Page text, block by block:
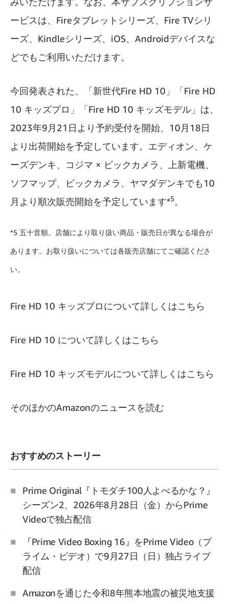
ービスは、Fireタブレットシリーズ、Fire TVシリ
ーズ、Kindleシリーズ、iOS、Androidデバイスな
どでもご利用いただけます。
今回発表された、「新世代Fire HD 10」「Fire HD
10 キッズプロ」「Fire HD 10 キッズモデル」は、
2023年9月21日より予約受付を開始、10月18日
より出荷開始を予定しています。エディオン、ケ
ーズデンキ、コジマ × ビックカメラ、上新電機、
ソフマップ、ビックカメラ、ヤマダデンキでも10
月より順次販売開始を予定しています*5。
*5 五十音順。店舗により取り扱い商品・販売日が異なる場合が
あります。お取り扱いについては各販売店舗にてご確認くださ
い。
Fire HD 10 キッズプロについて詳しくはこちら
Fire HD 10 について詳しくはこちら
Fire HD 10 キッズモデルについて詳しくはこちら
そのほかのAmazonのニュースを読む
おすすめのストーリー
Prime Original『トモダチ100人よべるかな？』
シーズン2、2026年8月28日（金）からPrime
Videoで独占配信
『Prime Video Boxing 16』をPrime Video（プ
ライム・ビデオ）で9月27日（日）独占ライブ
配信
Amazonを通じた令和8年熊本地震の被災地支援